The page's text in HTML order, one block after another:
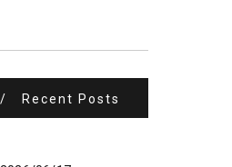
Recent Posts